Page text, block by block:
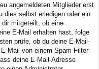
angemeldeten Mitglieder erst
dies selbst erledigen oder ein
dir mitgeteilt, ob eine
E-Mail erhalten hast, folge
prüfe, ob du deine E-Mail-
Mail von einem Spam-Filter
deine E-Mail-Adresse